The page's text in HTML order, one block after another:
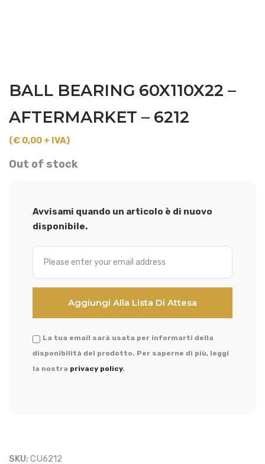
BALL BEARING 60X110X22 –
AFTERMARKET – 6212
(€ 0,00 + IVA)
Out of stock
Avvisami quando un articolo è di nuovo
disponibile.
La tua email sarà usata per informarti della
disponibilità del prodotto. Per saperne di più, leggi
la nostra privacy policy.
SKU: CU6212